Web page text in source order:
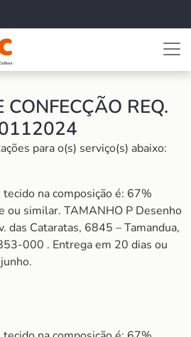
CONFECÇÃO REQ.
para o(s) serviço(s) abaixo:
tecido na composição é: 67%
ou similar. TAMANHO P Desenho
das Cataratas, 6845 – Tamandua,
000 . Entrega em 20 dias ou